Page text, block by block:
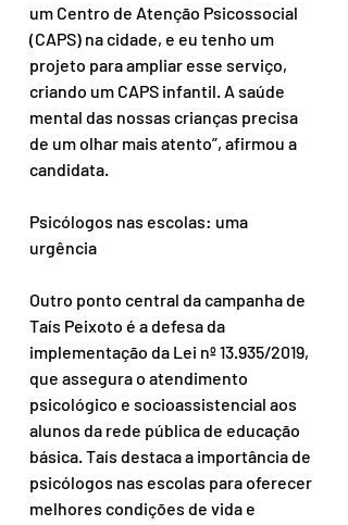
um Centro de Atenção Psicossocial
(CAPS) na cidade, e eu tenho um
projeto para ampliar esse serviço,
criando um CAPS infantil. A saúde
mental das nossas crianças precisa
de um olhar mais atento”, afirmou a
candidata.
Psicólogos nas escolas: uma
urgência
Outro ponto central da campanha de
Taís Peixoto é a defesa da
implementação da Lei nº 13.935/2019,
que assegura o atendimento
psicológico e socioassistencial aos
alunos da rede pública de educação
básica. Taís destaca a importância de
psicólogos nas escolas para oferecer
melhores condições de vida e